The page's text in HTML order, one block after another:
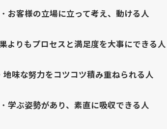
・ お客様の立場に立って考え、動ける人
よりもプロセスと満足度を大事にできる人
地味な努力をコツコツ積み重ねられる人
・ 学ぶ姿勢があり、素直に吸収できる人